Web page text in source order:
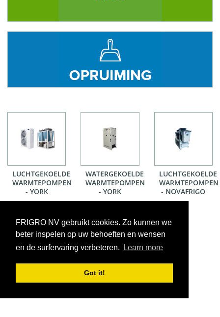
FRIGRO NV gebruikt cookies. Zo kunnen we
beter inspelen op uw behoeften en wensen
en de surfervaring verbeteren.
Learn more
Got it!
LUCHTGEKOELDE
WARMTEPOMPEN
- YORK
WATERGEKOELDE
WARMTEPOMPEN
- YORK
LUCHTGEKOELDE
WARMTEPOMPEN
- NOVAFRIGO